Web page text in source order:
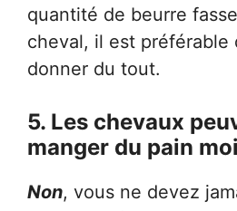
quantité de beurre
cheval, il est préférable
donner du tout.
5. Les chevaux
manger du pain
Non, vous ne devez